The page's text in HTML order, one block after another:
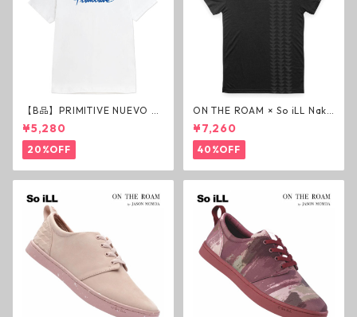
【B品】PRIMITIVE NUEVO SC
RIPT HW TEE WHITE ヘビー
ウェイトTシャツ ホワイト プ
リミティブ
¥5,280
20%OFF
ON THE ROAM × So iLL Nako
a Tee Tシャツ ウルフブラック
オンザローム ジェイソンモモ
ア OTR ビンテージ加工
¥7,260
40%OFF